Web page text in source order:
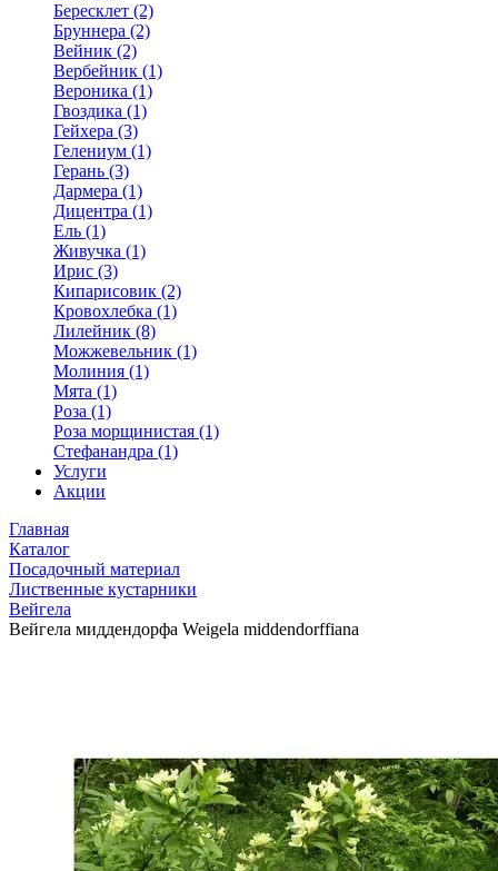
Бересклет (2)
Бруннера (2)
Вейник (2)
Вербейник (1)
Вероника (1)
Гвоздика (1)
Гейхера (3)
Гелениум (1)
Герань (3)
Дармера (1)
Дицентра (1)
Ель (1)
Живучка (1)
Ирис (3)
Кипарисовик (2)
Кровохлебка (1)
Лилейник (8)
Можжевельник (1)
Молиния (1)
Мята (1)
Роза (1)
Роза морщинистая (1)
Стефанандра (1)
Услуги
Акции
Главная
Каталог
Посадочный материал
Лиственные кустарники
Вейгела
Вейгела миддендорфа Weigela middendorffiana